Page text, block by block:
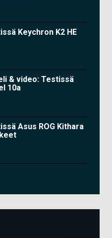
Keychron K2 HE
& video: Testissä
10a
Asus ROG Kithara